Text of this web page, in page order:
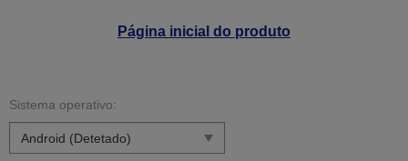
Página inicial do produto
Sistema operativo: